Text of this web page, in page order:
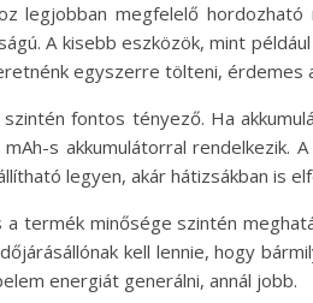
legjobban megfelelő
A kisebb eszközök, mint
egyszerre tölteni, érdemes
szintén fontos tényező. Ha
s akkumulátorral rendelkezik.
legyen, akár hátizsákban is
termék minősége szintén
kell lennie, hogy
energiát generálni, annál jobb.